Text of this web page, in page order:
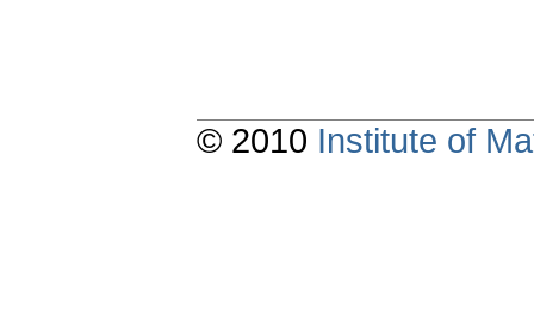
© 2010 Institute of